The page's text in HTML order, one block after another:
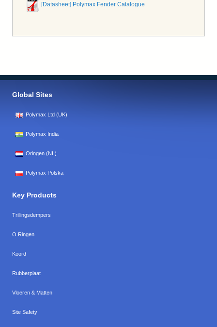
[Datasheet] Polymax Fender Catalogue
Global Sites
Polymax Ltd (UK)
Polymax India
Oringen (NL)
Polymax Polska
Key Products
Trillingsdempers
O Ringen
Koord
Rubberplaat
Vloeren & Matten
Site Safety